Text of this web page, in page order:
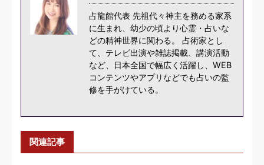
占龍館代表 先祖代々神主を務める家系
に生まれ、幼少の頃より心霊・占いな
どの精神世界に関わる。 占術家とし
て、テレビ出演や雑誌掲載、講演活動
など、日本全国で幅広く活躍し、WEB
コンテンツやアプリなどでも占いの監
修を手がけている。
関連記事